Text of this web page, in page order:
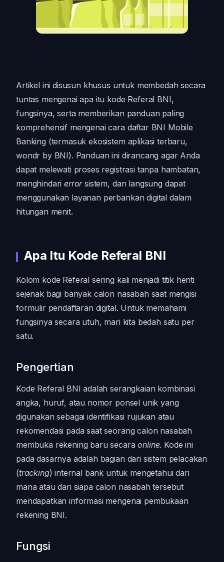
Artikel ini disusun khusus untuk membedah secara
tuntas mengenai apa itu kode Referal BNI,
fungsinya, serta memberikan panduan paling
komprehensif mengenai cara daftar BNI Mobile
Banking (termasuk ekosistem aplikasi terbaru,
wondr by BNI). Panduan ini dirancang agar Anda
dapat melewati proses registrasi tanpa hambatan,
menghindarierrorsistem, dan langsung dapat
menggunakan layanan perbankan digital dalam
hitungan menit.
Apa Itu Kode Referal BNI
Kolom kode Referal sering kali menjadi titik henti
sejenak bagi banyak calon nasabah saat mengisi
formulir pendaftaran digital. Untuk memahami
fungsinya secara utuh, mari kita bedah satu per
satu.
Pengertian
Kode Referal BNI adalah serangkaian kombinasi
angka, huruf, atau nomor ponsel unik yang
digunakan sebagai identifikasi rujukan atau
rekomendasi pada saat seorang calon nasabah
membuka rekening baru secaraonline. Kode ini
pada dasarnya adalah bagian dari sistem pelacakan
(tracking) internal bank untuk mengetahui dari
mana atau dari siapa calon nasabah tersebut
mendapatkan informasi mengenai pembukaan
rekening BNI.
Fungsi